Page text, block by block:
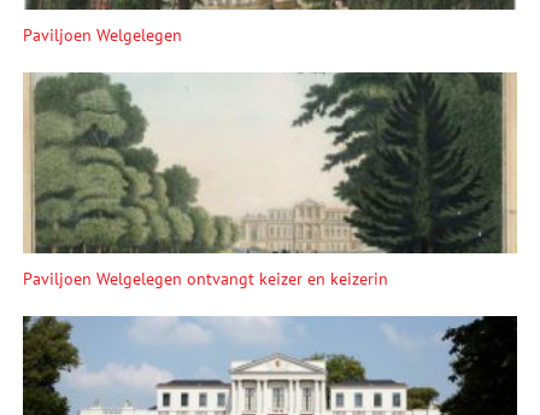
Paviljoen Welgelegen
Paviljoen Welgelegen ontvangt keizer en keizerin